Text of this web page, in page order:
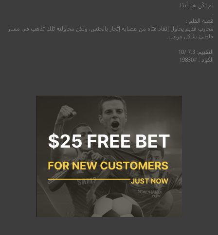
لم تكُن هنا أبدًا
قصة الفلم :
محارب قديم يحاول إنقاذ فتاة من عصابة إتجار بالجنس، ولكن محاولته تلك تذهب في مسار
خاطئ بشكل مرعب.
التقييم: 7.3 /10
الكود : #19830